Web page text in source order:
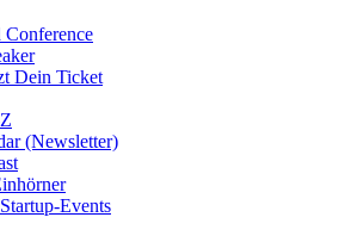
Conference
Dein Ticket
(Newsletter)
Events